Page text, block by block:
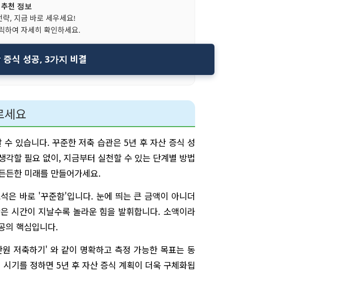
추천 정보
략, 지금 바로 세우세요!
하여 자세히 확인하세요.
증식 성공, 3가지 비결
세요
있습니다. 꾸준한 저축 습관은 5년 후 자산 증식 성
할 필요 없이, 지금부터 실천할 수 있는 단계별 방법
든한 미래를 만들어가세요.
은 바로 '꾸준함'입니다. 눈에 띄는 큰 금액이 아니더
시간이 지날수록 놀라운 힘을 발휘합니다. 소액이라
의 핵심입니다.
저축하기' 와 같이 명확하고 측정 가능한 목표는 동
기를 정하면 5년 후 자산 증식 계획이 더욱 구체화됩